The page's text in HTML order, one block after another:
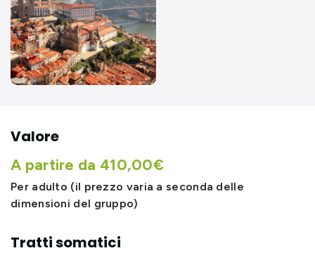
Valore
A partire da 410,00€
Per adulto (il prezzo varia a seconda delle
dimensioni del gruppo)
Tratti somatici